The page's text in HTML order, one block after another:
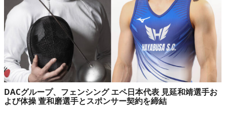
DACグループ、フェンシング エペ日本代表 見延和靖選手お
よび体操 萱和磨選手とスポンサー契約を締結